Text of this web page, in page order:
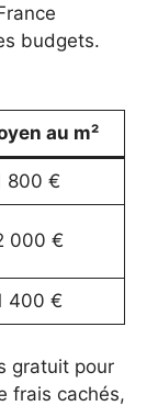
budgets.
au m²
800 €
000 €
400 €
gratuit pour
frais cachés,